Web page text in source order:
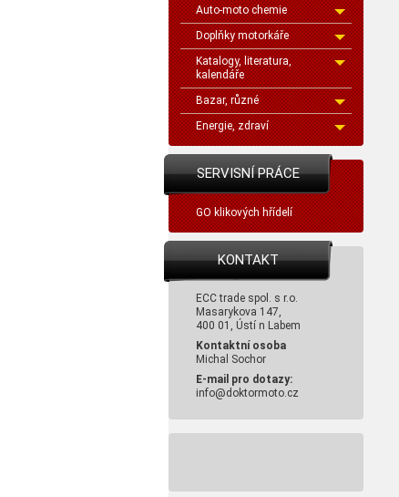
Auto-moto chemie
Doplňky motorkáře
Katalogy, literatura,
kalendáře
Bazar, různé
Energie, zdraví
SERVISNÍ PRÁCE
GO klikových hřídelí
KONTAKT
ECC trade spol. s r.o.
Masarykova 147,
400 01, Ústí n Labem
Kontaktní osoba
Michal Sochor
E-mail pro dotazy:
info@doktormoto.cz